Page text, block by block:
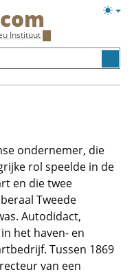
Instituut
ondernemer, die
rol speelde in de
en die twee
Tweede
Autodidact,
het haven- en
Tussen 1869
van een